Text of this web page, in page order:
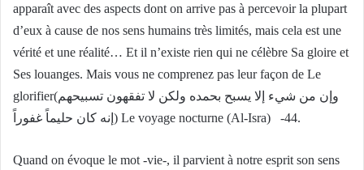
apparaît avec des aspects dont on arrive pas à percevoir la plupart
d’eux à cause de nos sens humains très limités, mais cela est une
vérité et une réalité… Et il n’existe rien qui ne célèbre Sa gloire et
Ses louanges. Mais vous ne comprenez pas leur façon de Le
glorifier(وإن من شيء إلا يسبح بحمده ولكن لا تفقهون تسبيحهم
إنه كان حليماً غفوراً) Le voyage nocturne (Al-Isra) -44.
Quand on évoque le mot -vie-, il parvient à notre esprit son sens